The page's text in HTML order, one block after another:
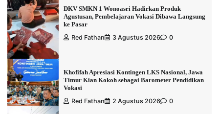
DKV SMKN 1 Wonoasri Hadirkan Produk
Agustusan, Pembelajaran Vokasi Dibawa Langsung
ke Pasar
Red Fathan
3 Agustus 2026 0
Khofifah Apresiasi Kontingen LKS Nasional, Jawa
Timur Kian Kokoh sebagai Barometer Pendidikan
Vokasi
Red Fathan
2 Agustus 2026 0